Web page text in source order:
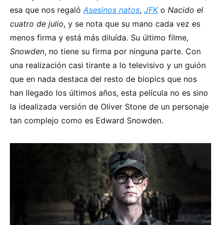
esa que nos regalóAsesinos natos, JFKo Nacido el
cuatro de julio, y se nota que su mano cada vez es
menos firma y está más diluída. Su último filme,
Snowden, no tiene su firma por ninguna parte. Con
una realización casi tirante a lo televisivo y un guión
que en nada destaca del resto de biopics que nos
han llegado los últimos años, esta película no es sino
la idealizada versión de Oliver Stone de un personaje
tan complejo como es Edward Snowden.